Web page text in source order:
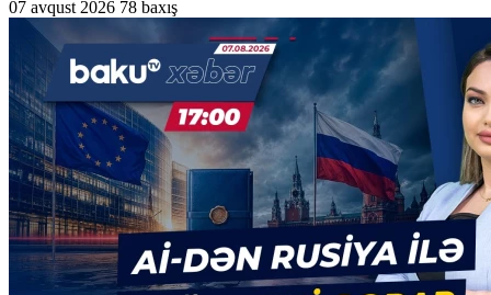
07 avqust 2026 78 baxış